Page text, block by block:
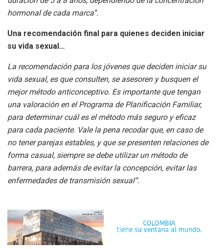
hormonal de cada marca”.
Una recomendación final para quienes deciden iniciar
su vida sexual…
La recomendación para los jóvenes que deciden iniciar su
vida sexual, es que consulten, se asesoren y busquen el
mejor método anticonceptivo. Es importante que tengan
una valoración en el Programa de Planificación Familiar,
para determinar cuál es el método más seguro y eficaz
para cada paciente. Vale la pena recodar que, en caso de
no tener parejas estables, y que se presenten relaciones de
forma casual, siempre se debe utilizar un método de
barrera, para además de evitar la concepción, evitar las
enfermedades de transmisión sexual”.